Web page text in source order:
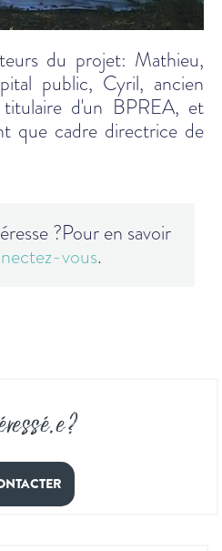
du projet: Mathieu,
public, Cyril, ancien
d'un BPREA, et
que cadre directrice de
?Pour en savoir
vous.
.e ?